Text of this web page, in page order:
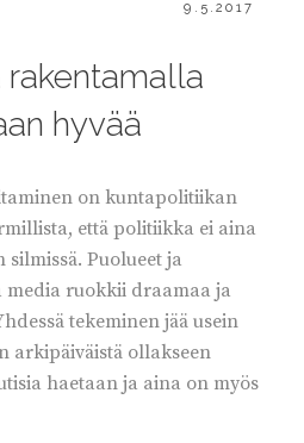
POSTED
9.5.2017
hyvää
on kuntapolitiikan
että politiikka ei aina
silmissä. Puolueet ja
ruokkii draamaa ja
tekeminen jää usein
arkipäiväistä ollakseen
haetaan ja aina on myös